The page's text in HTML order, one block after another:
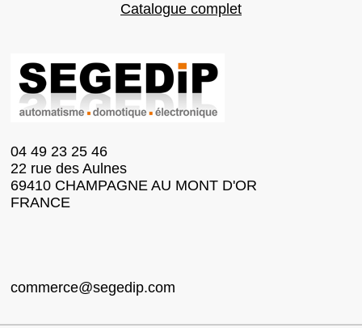
Catalogue complet
04 49 23 25 46
22 rue des Aulnes
69410 CHAMPAGNE AU MONT D'OR
FRANCE
commerce@segedip.com